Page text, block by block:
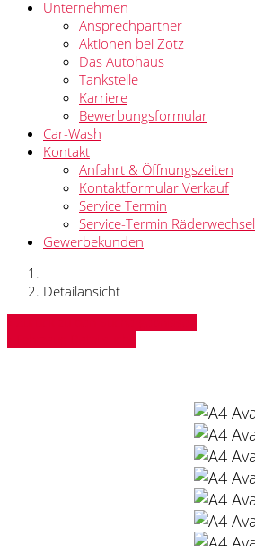
Unternehmen
Ansprechpartner
Aktionen bei Zotz
Das Autohaus
Tankstelle
Karriere
Bewerbungsformular
Car-Wash
Kontakt
Anfahrt & Öffnungszeiten
Kontaktformular Verkauf
Service Termin
Service-Termin Räderwechsel
Gewerbekunden
Detailansicht